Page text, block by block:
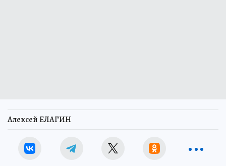
Алексей ЕЛАГИН